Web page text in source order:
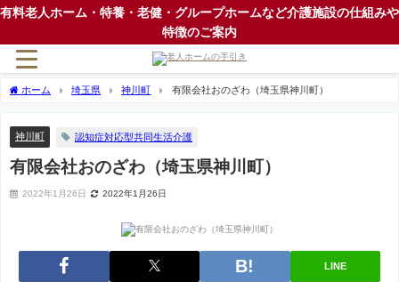
有料老人ホーム・特養・老健・グループホームなど介護施設の仕組みや
特徴のご案内
ホーム 埼玉県 神川町 有限会社おのざわ（埼玉県神川町）
神川町 認知症対応型共同生活介護
有限会社おのざわ（埼玉県神川町）
2022年1月26日 2022年1月26日
LINE